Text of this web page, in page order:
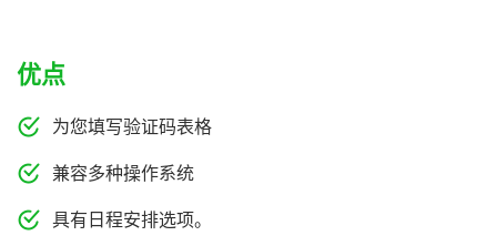
优点
为您填写验证码表格
兼容多种操作系统
具有日程安排选项。